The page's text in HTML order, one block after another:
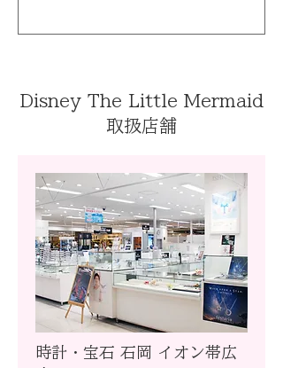
Disney The Little Mermaid
取扱店舗
時計・宝石 石岡 イオン帯広